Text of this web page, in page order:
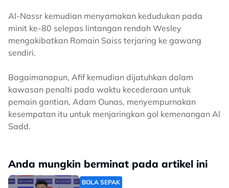
Al-Nassr kemudian menyamakan kedudukan pada
minit ke-80 selepas lintangan rendah Wesley
mengakibatkan Romain Saiss terjaring ke gawang
sendiri.
Bagaimanapun, Afif kemudian dijatuhkan dalam
kawasan penalti pada waktu kecederaan untuk
pemain gantian, Adam Ounas, menyempurnakan
kesempatan itu untuk menjaringkan gol kemenangan Al
Sadd.
Anda mungkin berminat pada artikel ini
BOLA SEPAK